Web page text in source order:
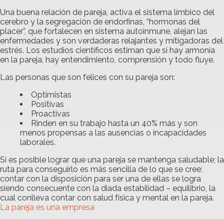
Una buena relación de pareja, activa el sistema límbico del
cerebro y la segregación de endorfinas, “hormonas del
placer”, que fortalecen en sistema autoinmune, alejan las
enfermedades y son verdaderas relajantes y mitigadoras del
estrés. Los estudios científicos estiman que si hay armonía
en la pareja, hay entendimiento, comprensión y todo fluye.
Las personas que son felices con su pareja son:
Optimistas
Positivas
Proactivas
Rinden en su trabajo hasta un 40% más y son
menos propensas a las ausencias o incapacidades
laborales.
Sí es posible lograr que una pareja se mantenga saludable; la
ruta para conseguirlo es más sencilla de lo que se cree;
contar con la disposición para ser una de ellas se logra
siendo consecuente con la diada estabilidad – equilibrio, la
cual conlleva contar con salud física y mental en la pareja.
La pareja es una empresa